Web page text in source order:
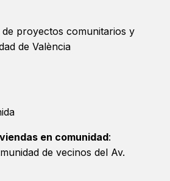
de proyectos comunitarios y
de València
en comunidad:
de vecinos del Av.